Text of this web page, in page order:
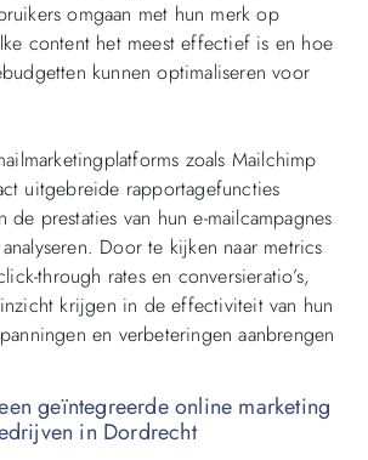
omgaan met hun merk op
content het meest effectief is en hoe
kunnen optimaliseren voor
zoals Mailchimp
uitgebreide rapportagefuncties
de prestaties van hun e-mailcampagnes
Door te kijken naar metrics
through rates en conversieratio’s,
krijgen in de effectiviteit van hun
en verbeteringen aanbrengen
geïntegreerde online marketing
in Dordrecht